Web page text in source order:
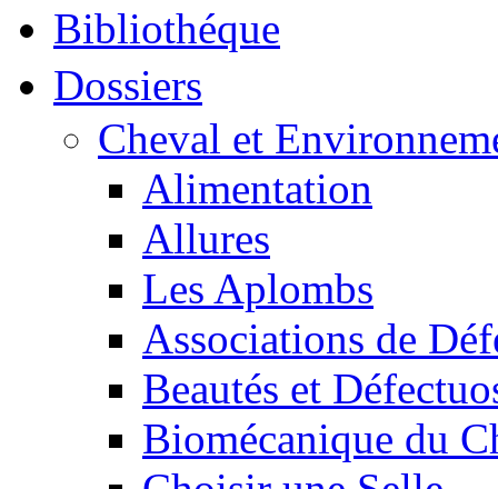
Bibliothéque
Dossiers
Cheval et
Alimentation
Allures
Les Aplombs
Associations de
Beautés et
Biomécanique du